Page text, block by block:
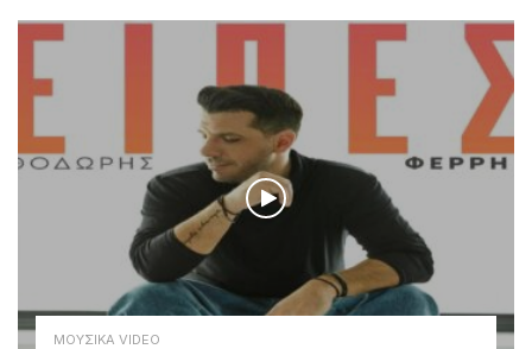
ΜΟΥΣΙΚΑ VIDEO